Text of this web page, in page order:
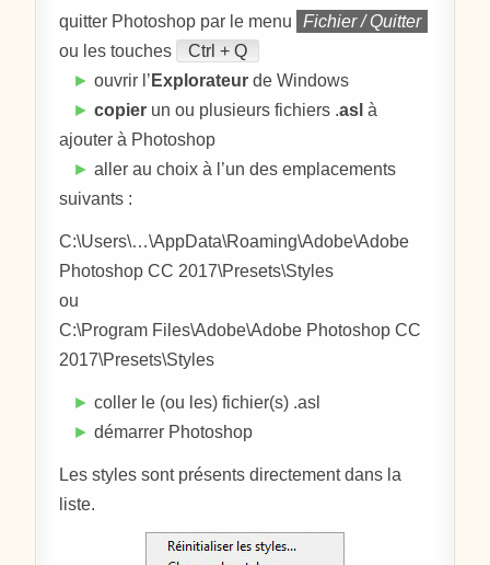
quitter Photoshop par le menu
Fichier / Quitter
ou les touches
Ctrl + Q
► ouvrir l’ Explorateur de Windows
► copier un ou plusieurs fichiers .asl à
ajouter à Photoshop
► aller au choix à l’un des emplacements
suivants :
C:\Users\…\AppData\Roaming\Adobe\Adobe
Photoshop CC 2017\Presets\Styles
ou
C:\Program Files\Adobe\Adobe Photoshop CC
2017\Presets\Styles
► coller le (ou les) fichier(s) .asl
► démarrer Photoshop
Les styles sont présents directement dans la
liste.